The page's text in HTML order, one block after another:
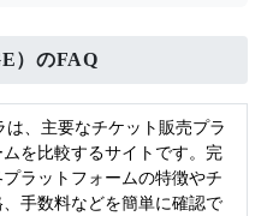
）のFAQ
は、主要なチケット販売プラ
を比較するサイトです。完
ラットフォームの特徴やチ
手数料などを簡単に確認で